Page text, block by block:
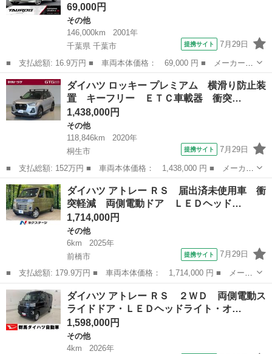
69,000円
その他
146,000km
2001年
千葉県 千葉市
提携サイト 7月29日
■ 支払総額: 16.9万円 ■ 車両本体価格： 69,000 円 ■ メーカー
名： ダイハツ ■ 車種名： ＭＡＸ ■ グレード名： ＲＳ ＲＳ
（４名）ユーザー買取車／ＥＴＣ車載器／エクリプスオーディオ／ド
ライブレコーダ...
千葉 千葉市 その他
ダイハツ ロッキー プレミアム 横滑り防止装
置 キーフリー ＥＴＣ車載器 衝突…
1,438,000円
その他
118,846km
2020年
桐生市
提携サイト 7月29日
■ 支払総額: 152万円 ■ 車両本体価格： 1,438,000 円 ■ メーカー
名： ダイハツ ■ 車種名： ロッキー ■ グレード名： プレミア
ム 横滑り防止装置 キーフリー ＥＴＣ車載器 衝突被害軽減ブレ
ーキ ＤＶ...
群馬 桐生市 その他
ダイハツ アトレー ＲＳ 届出済未使用車 衝
突軽減 両側電動ドア ＬＥＤヘッド…
1,714,000円
その他
6km
2025年
前橋市
提携サイト 7月29日
■ 支払総額: 179.9万円 ■ 車両本体価格： 1,714,000 円 ■ メーカ
ー名： ダイハツ ■ 車種名： アトレー ■ グレード名： ＲＳ
届出済未使用車 衝突軽減 両側電動ドア ＬＥＤヘッドライト ク
リアラン...
群馬 前橋市 その他
ダイハツ アトレー ＲＳ ２ＷＤ 両側電動ス
ライドドア・ＬＥＤヘッドライト・オ…
1,598,000円
その他
4km
2026年